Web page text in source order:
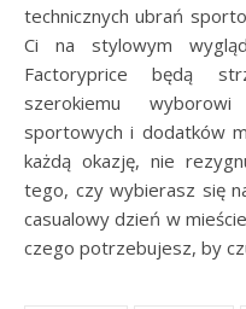
technicznych ubrań
Ci na stylowym
Factoryprice będą
szerokiemu
sportowych i dodatków
każdą okazję, nie
tego, czy wybierasz się
casualowy dzień w
czego potrzebujesz, by